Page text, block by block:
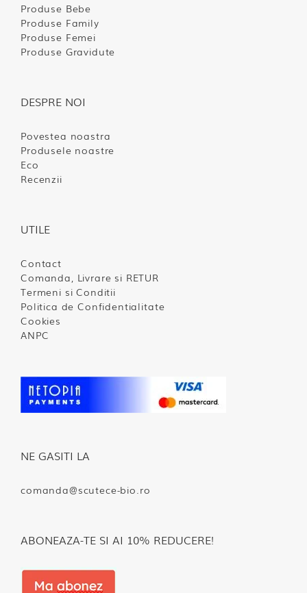
Produse Bebe
Produse Family
Produse Femei
Produse Gravidute
DESPRE NOI
Povestea noastra
Produsele noastre
Eco
Recenzii
UTILE
Contact
Comanda, Livrare si RETUR
Termeni si Conditii
Politica de Confidentialitate
Cookies
ANPC
NE GASITI LA
comanda@scutece-bio.ro
ABONEAZA-TE SI AI 10% REDUCERE!